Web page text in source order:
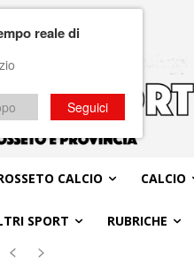
CALCIO CALCIO
SPORT RUBRICHE
reale di
Seguici